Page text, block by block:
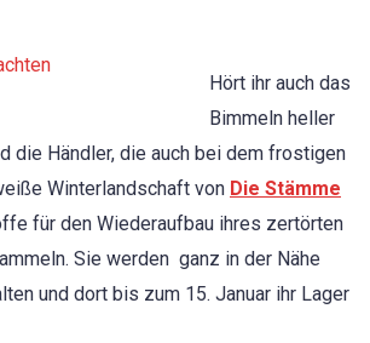
Hört ihr auch das
Bimmeln heller
die Händler, die auch bei dem frostigen
Winterlandschaft von Die Stämme
für den Wiederaufbau ihres zertörten
Sie werden ganz in der Nähe
und dort bis zum 15. Januar ihr Lager